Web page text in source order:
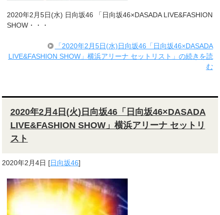
2020年2月5日(水) 日向坂46 「日向坂46×DASADA LIVE&FASHION
SHOW・・・
「2020年2月5日(水)日向坂46「日向坂46×DASADA
LIVE&FASHION SHOW」横浜アリーナ セットリスト」の続きを読
む
2020年2月4日(火)日向坂46「日向坂46×DASADA
LIVE&FASHION SHOW」横浜アリーナ セットリ
スト
2020年2月4日 [日向坂46]